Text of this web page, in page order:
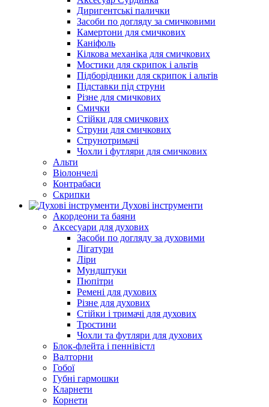
Диригентські палички
Засоби по догляду за смичковими
Камертони для смичкових
Каніфоль
Кілкова механіка для смичкових
Мостики для скрипок і альтів
Підборiдники для скрипок і альтів
Підставки під струни
Різне для смичкових
Смички
Стійки для смичкових
Струни для смичкових
Струнотримачі
Чохли і футляри для смичкових
Альти
Віолончелі
Контрабаси
Скрипки
Духові інструменти
Акордеони та баяни
Аксесуари для духових
Засоби по догляду за духовими
Лігатури
Ліри
Мундштуки
Пюпітри
Ремені для духових
Різне для духових
Стійки і тримачі для духових
Тростини
Чохли та футляри для духових
Блок-флейта і пеннівістл
Валторни
Гобої
Губні гармошки
Кларнети
Корнети